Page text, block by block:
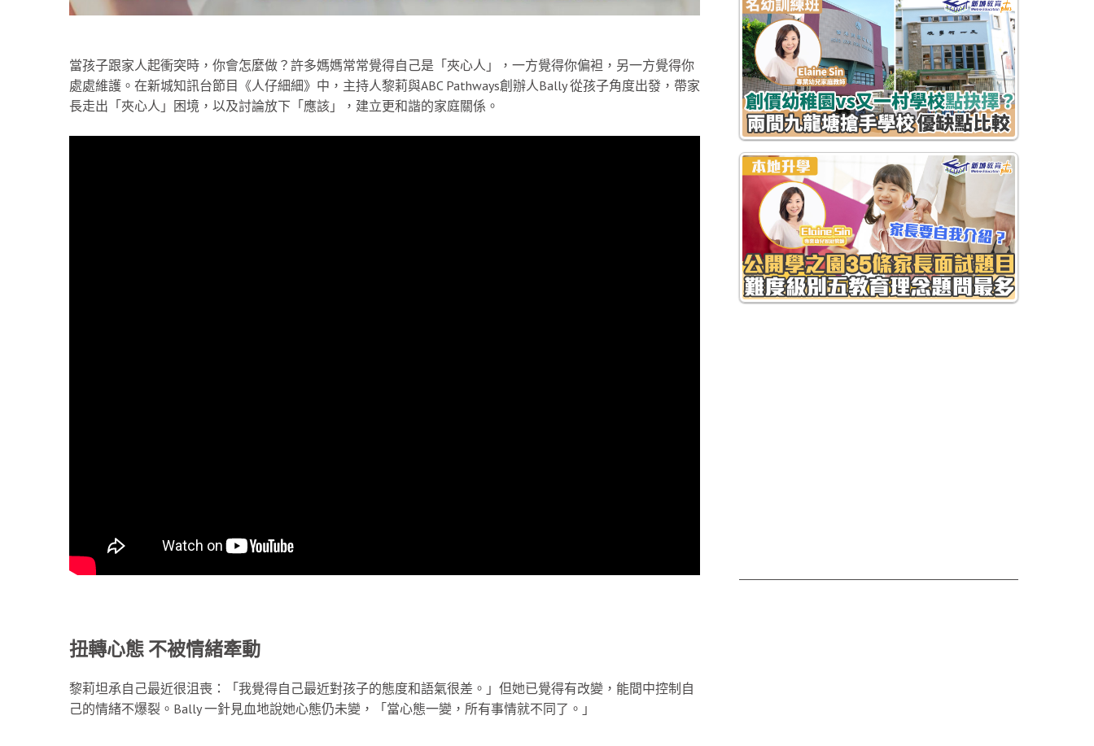
當孩子跟家人起衝突時，你會怎麼做？許多媽媽常常覺得自己是「夾心人」，一方覺得你偏袒，另一方覺得你
處處維護。在新城知訊台節目《人仔細細》中，主持人黎莉與ABC Pathways創辦人Bally 從孩子角度出發，帶家
長走出「夾心人」困境，以及討論放下「應該」，建立更和諧的家庭關係。
扭轉心態 不被情緒牽動
黎莉坦承自己最近很沮喪：「我覺得自己最近對孩子的態度和語氣很差。」但她已覺得有改變，能間中控制自
己的情緒不爆裂。Bally 一針見血地說她心態仍未變，「當心態一變，所有事情就不同了。」